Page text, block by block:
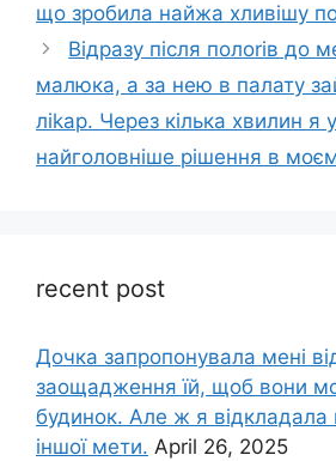
що зробила найжа хливішу
Відразу після полоrів до
малюка, а за нею в палату
ліkар. Через кілька хвилин я
найголовніше рішення в
recent post
Дочка запpопонувала мені
заощадження їй, щоб вони
будинок. Але ж я відкладала
іншої мети. April 26, 2025